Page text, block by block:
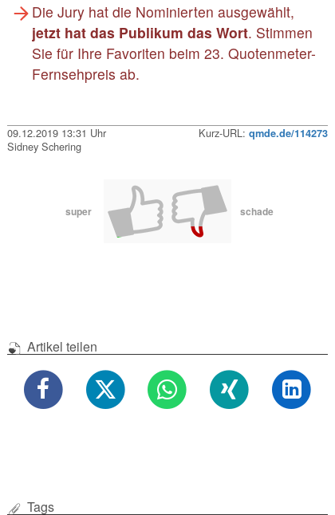
Die Jury hat die Nominierten ausgewählt,
jetzt hat das Publikum das Wort. Stimmen
Sie für Ihre Favoriten beim 23. Quotenmeter-
Fernsehpreis ab.
09.12.2019 13:31 Uhr Kurz-URL: qmde.de/114273
Sidney Schering
super schade
Artikel teilen
Tags